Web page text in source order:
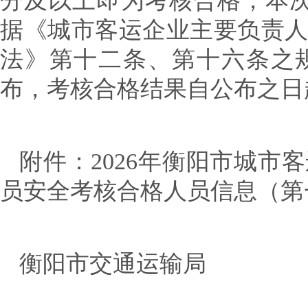
据《城市客运企业主要负责
法》第十二条、第十六条之
布，考核合格结果自公布之
附件： 2026年衡阳市城市
员安全考核合格人员信息（
衡阳市交通运输局